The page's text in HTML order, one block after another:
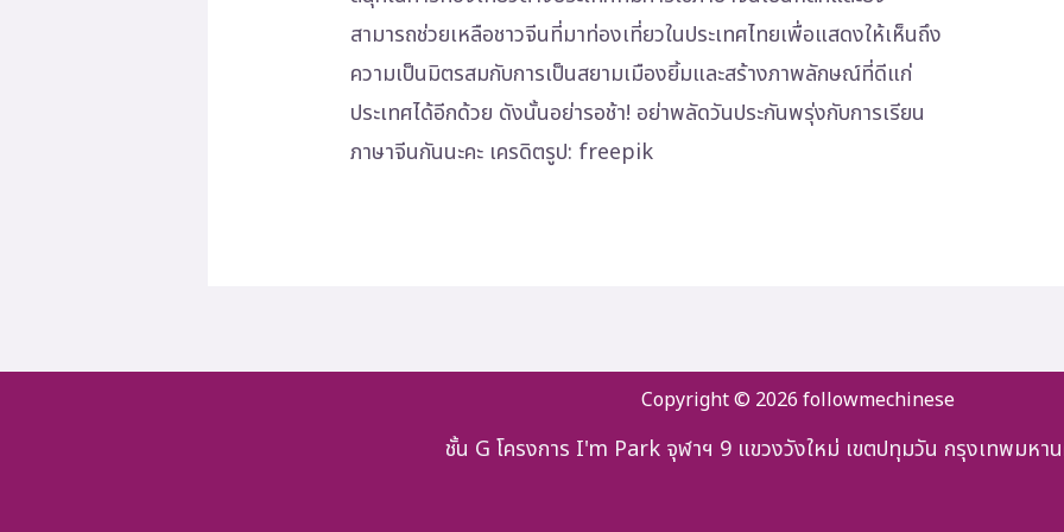
สามารถช่วยเหลือชาวจีนที่มาท่องเที่ยวในประเทศไทยเพื่อแสดงให้เห็นถึง
ความเป็นมิตรสมกับการเป็นสยามเมืองยิ้มและสร้างภาพลักษณ์ที่ดีแก่
ประเทศได้อีกด้วย ดังนั้นอย่ารอช้า! อย่าพลัดวันประกันพรุ่งกับการเรียน
ภาษาจีนกันนะคะ เครดิตรูป: freepik
Copyright © 2026 followmechinese
ชั้น G โครงการ I'm Park จุฬาฯ 9 แขวงวังใหม่ เขตปทุมวัน กรุงเทพมหา